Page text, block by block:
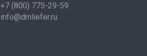
+7 (800) 775-29-59
info@dmliefer.ru